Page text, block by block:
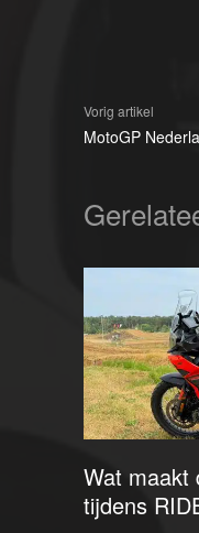
Vorig artikel
MotoGP
Wat maakt
tijdens